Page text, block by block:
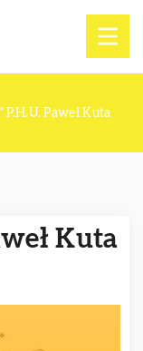
P.H.U. Paweł Kuta
Kuta